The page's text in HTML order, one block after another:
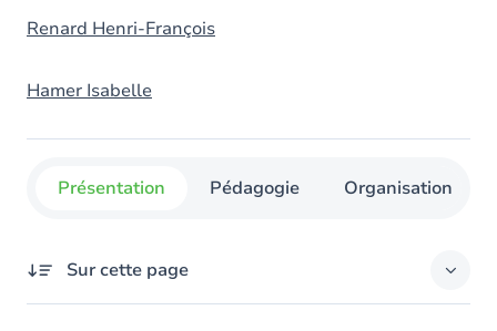
Renard Henri-François
Hamer Isabelle
Présentation Pédagogie Organisation
Sur cette page